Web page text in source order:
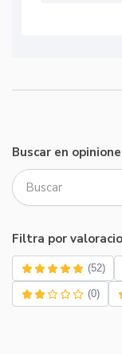
Buscar en
Filtra por
(52)
(0)